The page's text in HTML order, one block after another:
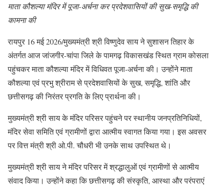
माता कौशल्या मंदिर में पूजा-अर्चना कर प्रदेशवासियों की सुख-समृद्धि की
कामना की
रायपुर 16 मई 2026/मुख्यमंत्री श्री विष्णुदेव साय ने सुशासन तिहार के
अंतर्गत आज जांजगीर-चांपा जिले के पामगढ़ विकासखंड स्थित ग्राम कोसला
पहुंचकर माता कौशल्या मंदिर में विधिवत पूजा-अर्चना की। उन्होंने माता
कौशल्या एवं प्रभु श्रीराम से प्रदेशवासियों के सुख, समृद्धि, शांति और
छत्तीसगढ़ की निरंतर प्रगति के लिए प्रार्थना की।
मुख्यमंत्री श्री साय के मंदिर परिसर पहुंचने पर स्थानीय जनप्रतिनिधियों,
मंदिर सेवा समिति एवं ग्रामीणों द्वारा आत्मीय स्वागत किया गया। इस अवसर
पर वित्त मंत्री श्री ओ.पी. चौधरी भी उनके साथ उपस्थित थे।
मुख्यमंत्री श्री साय ने मंदिर परिसर में श्रद्धालुओं एवं ग्रामीणों से आत्मीय
संवाद किया। उन्होंने कहा कि छत्तीसगढ़ की संस्कृति, आस्था और परंपराएं